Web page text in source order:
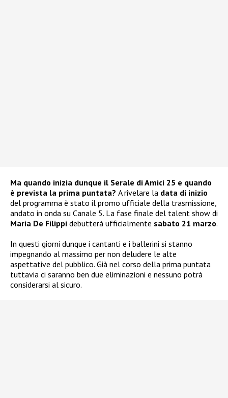
Ma quando inizia dunque il Serale di Amici 25 e quando
è prevista la prima puntata? A rivelare la data di inizio
del programma è stato il promo ufficiale della trasmissione,
andato in onda su Canale 5. La fase finale del talent show di
Maria De Filippi debutterà ufficialmente sabato 21 marzo.
In questi giorni dunque i cantanti e i ballerini si stanno
impegnando al massimo per non deludere le alte
aspettative del pubblico. Già nel corso della prima puntata
tuttavia ci saranno ben due eliminazioni e nessuno potrà
considerarsi al sicuro.